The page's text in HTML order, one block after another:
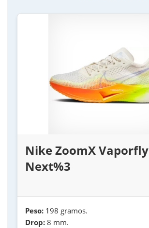
Nike ZoomX Vaporfly
Next%3
Peso: 198 gramos.
Drop: 8 mm.